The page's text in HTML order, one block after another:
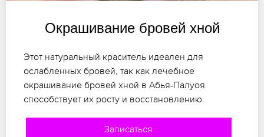
Окрашивание бровей хной
Этот натуральный краситель идеален для
ослабленных бровей, так как лечебное
окрашивание бровей хной в Абья-Палуоя
способствует их росту и восстановлению.
Записаться